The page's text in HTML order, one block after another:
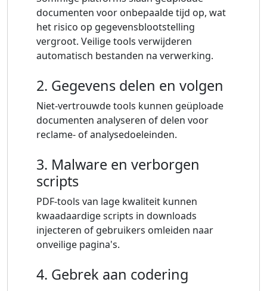
documenten voor onbepaalde tijd op, wat
het risico op gegevensblootstelling
vergroot. Veilige tools verwijderen
automatisch bestanden na verwerking.
2. Gegevens delen en volgen
Niet-vertrouwde tools kunnen geüploade
documenten analyseren of delen voor
reclame- of analysedoeleinden.
3. Malware en verborgen
scripts
PDF-tools van lage kwaliteit kunnen
kwaadaardige scripts in downloads
injecteren of gebruikers omleiden naar
onveilige pagina's.
4. Gebrek aan codering